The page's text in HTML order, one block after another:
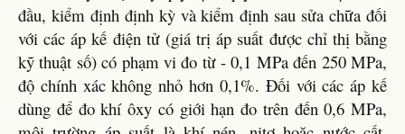
đầu, kiểm định định kỳ và kiểm định sau sửa chữa đối
với các áp kế điện tử (giá trị áp suất được chỉ thị bằng
kỹ thuật số) có phạm vi đo từ - 0,1 MPa đến 250 MPa,
độ chính xác không nhỏ hơn 0,1%. Đối với các áp kế
dùng để đo khí ôxy có giới hạn đo trên đến 0,6 MPa,